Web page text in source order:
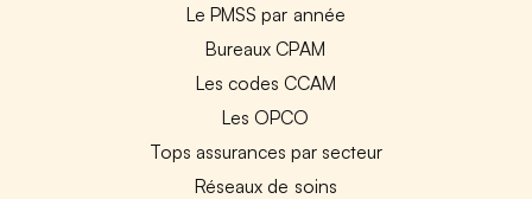
Le PMSS par année
Bureaux CPAM
Les codes CCAM
Les OPCO
Tops assurances par secteur
Réseaux de soins